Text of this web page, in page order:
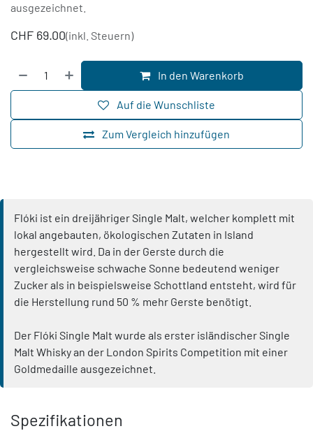
ausgezeichnet.
CHF 69.00(inkl. Steuern)
In den Warenkorb
Zum Vergleich hinzufügen
Auf die Wunschliste
Flóki ist ein dreijähriger Single Malt, welcher komplett mit
lokal angebauten, ökologischen Zutaten in Island
hergestellt wird. Da in der Gerste durch die
vergleichsweise schwache Sonne bedeutend weniger
Zucker als in beispielsweise Schottland entsteht, wird für
die Herstellung rund 50 % mehr Gerste benötigt.
Der Flóki Single Malt wurde als erster isländischer Single
Malt Whisky an der London Spirits Competition mit einer
Goldmedaille ausgezeichnet.
Spezifikationen